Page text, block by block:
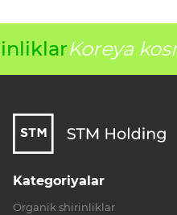
Koreya
Kategoriyalar
Organik shirinliklar